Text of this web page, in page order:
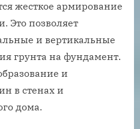
жесткое армирование
Это позволяет
и вертикальные
грунта на фундамент.
и
в стенах и
дома.